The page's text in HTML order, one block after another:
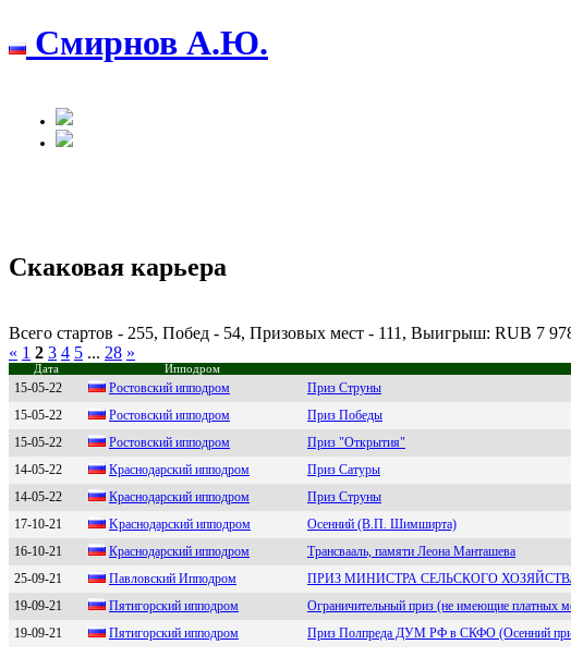
Смирнов A.Ю.
Скаковая карьера
Всего стартов - 255, Побед - 54, Призовых мест - 111, Выигрыш: RUB 7
« 1 2 3 4 5 ... 28 »
Дата Ипподром
15-05-22 Poстoвский иппoдрoм Приз Струны
15-05-22
Роcтовcкий ипподpом Приз Победы
15-05-22
Рocтoвcкий иппoдрoм Приз "Открытия"
14-05-22
Краcнодарcкий ипподром Приз Сатуры
14-05-22
Краcнодарcкий ипподром Приз Струны
17-10-21
Kpacнодapcкий ипподpом Осенний (В.П. Шимширта)
16-10-21
Крacнoдaрcкий иппoдрoм Трансвааль, памяти Леона Манташева
25-09-21
Павловский Ипподром ПРИЗ МИНИСТРА СЕЛЬСКОГО
19-09-21
Пятигoрcкий иппoдрoм Ограничительный приз (не имеющие платных
19-09-21
Пятигоpcкий ипподpом Приз Полпреда ДУМ РФ в СКФО (Осенний